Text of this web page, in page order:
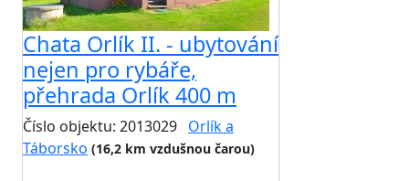
Chata Orlík II. - ubytování
nejen pro rybáře,
přehrada Orlík 400 m
Číslo objektu: 2013029 Orlík a
Táborsko (16,2 km vzdušnou čarou)